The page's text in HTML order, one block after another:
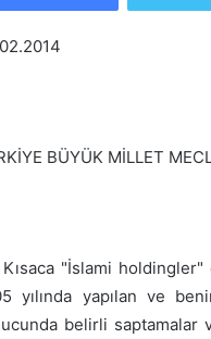
BÜYÜK MİLLET
Kısaca "İslami
yılında yapılan ve
belirli saptamalar